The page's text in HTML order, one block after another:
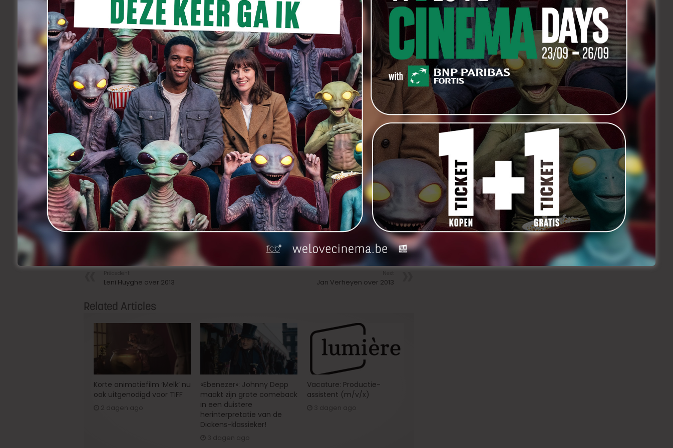
Ik kijk niet uit naar films, ik zie ze wel…
3. Is er een Vlaamse filmmaker, acteur, actrice, D.O.P., setdesigner, of iemand anders uit de
branche, die we speciaal in de gaten moeten houden?
Mourade Zeguendi, hou hem in de gaten!Sam Louwyckook, en zeker als ze samen met mij op
de lappen gaan!
4. Wie breekt er nationaal en internationaal door?
In binnen en buitenland, ik zou het niet weten, maar er zullen er zeker zijn. Een nieuwe klasse
cinema-acteurs is opgestaan in België! Met een merci aan tax-shelter en ’t VAF en Leuven Kort
en aan een nieuwe klasse regisseurs en aan rock’n roll goede crews op filmsets…En aan de
filmfestivals van Gent, Oostende en Namen. En de vele anderen. Er gebeurt iets in de
Belgische filmwereld. We zijn eindelijk, wat film betreft, in communautair evenwicht……..
Bekijk ook :
Gesprek met Wim Willaert naar aanleiding van ‘Offline’
Keer terug naar de lijst
Twitter
Précedent
Leni Huyghe over 2013
Next
Jan Verheyen over 2013
Related Articles
Korte animatiefilm ‘Melk’ nu
ook uitgenodigd voor TIFF
2 dagen ago
«Ebenezer»: Johnny Depp
maakt zijn grote comeback
in een duistere
herinterpretatie van de
Dickens-klassieker!
3 dagen ago
Vacature: Productie-
assistent (m/v/x)
3 dagen ago